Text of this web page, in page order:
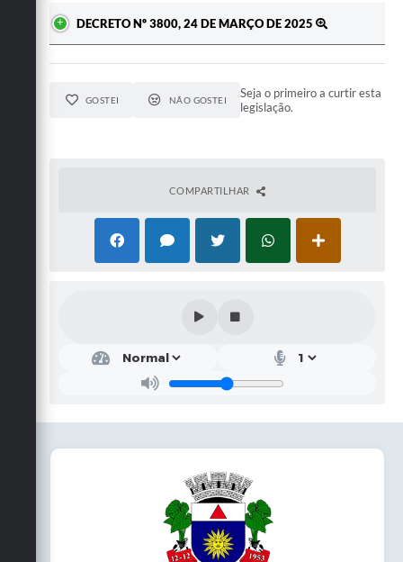
DECRETO Nº 3800, 24 DE MARÇO DE 2025
GOSTEI NÃO GOSTEI
Seja o primeiro a curtir esta
legislação.
COMPARTILHAR